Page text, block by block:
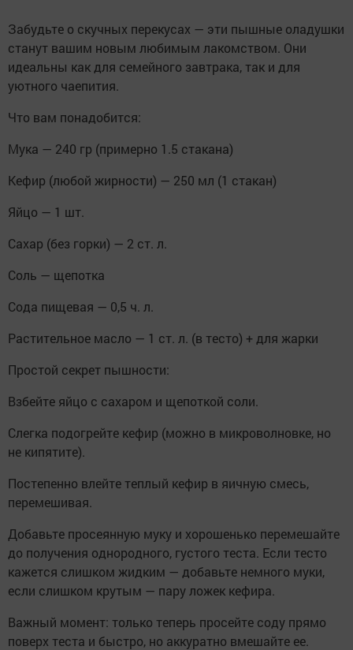
Забудьте о скучных перекусах — эти пышные оладушки
станут вашим новым любимым лакомством. Они
идеальны как для семейного завтрака, так и для
уютного чаепития.
Что вам понадобится:
Мука — 240 гр (примерно 1.5 стакана)
Кефир (любой жирности) — 250 мл (1 стакан)
Яйцо — 1 шт.
Сахар (без горки) — 2 ст. л.
Соль — щепотка
Сода пищевая — 0,5 ч. л.
Растительное масло — 1 ст. л. (в тесто) + для жарки
Простой секрет пышности:
Взбейте яйцо с сахаром и щепоткой соли.
Слегка подогрейте кефир (можно в микроволновке, но
не кипятите).
Постепенно влейте теплый кефир в яичную смесь,
перемешивая.
Добавьте просеянную муку и хорошенько перемешайте
до получения однородного, густого теста. Если тесто
кажется слишком жидким — добавьте немного муки,
если слишком крутым — пару ложек кефира.
Важный момент: только теперь просейте соду прямо
поверх теста и быстро, но аккуратно вмешайте ее.